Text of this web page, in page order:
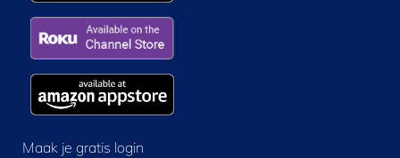
Maak je gratis login